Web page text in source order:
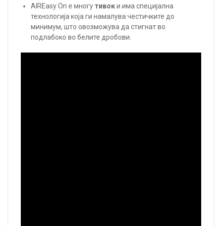
AIREasy On е многутивоки има специјална
технологија која ги намалува честичките до
минимум, што овозможува да стигнат во
подлабоко во белите дробови.